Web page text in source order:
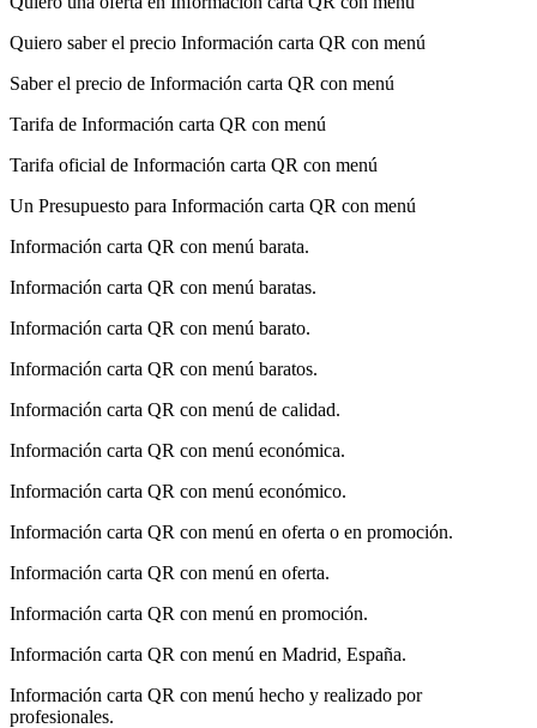
Quiero saber el precio Información carta QR con menú
Saber el precio de Información carta QR con menú
Tarifa de Información carta QR con menú
Tarifa oficial de Información carta QR con menú
Un Presupuesto para Información carta QR con menú
Información carta QR con menú barata.
Información carta QR con menú baratas.
Información carta QR con menú barato.
Información carta QR con menú baratos.
Información carta QR con menú de calidad.
Información carta QR con menú económica.
Información carta QR con menú económico.
Información carta QR con menú en oferta o en promoción.
Información carta QR con menú en oferta.
Información carta QR con menú en promoción.
Información carta QR con menú en Madrid, España.
Información carta QR con menú hecho y realizado por
profesionales.